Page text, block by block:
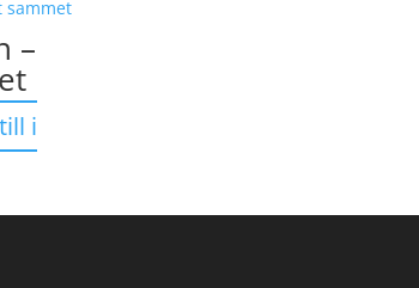
–
i